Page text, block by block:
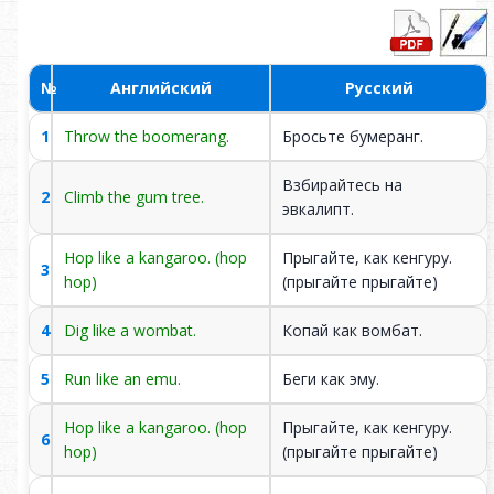
It is a typical Australian
11
Над биллабонгом
изображена большая
птица — эму.
Above the billabong is
a large bird — the
emu.
Эму не умеет летать,
бегает.
The emu cannot fly
but runs very fast.
13
дикий собака динго.
Below is a wild dog —
the dingo.
14
Он выглядит
настороженно и
внимательно
смотрит вперёд.
It looks alert and is
watching ahead
attentively.
Рядом с ним
№ Английский Русский
1 Throw the boomerang. Бросьте бумеранг.
2 Climb the gum tree.
Взбирайтесь на
эвкалипт.
3
Hop like a kangaroo. (hop
hop)
Прыгайте, как кенгуру.
(прыгайте прыгайте)
4 Dig like a wombat. Копай как вомбат.
5 Run like an emu. Беги как эму.
6
Hop like a kangaroo. (hop
hop)
Прыгайте, как кенгуру.
(прыгайте прыгайте)